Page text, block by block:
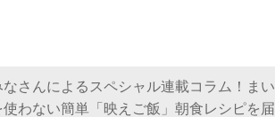
なさんによるスペシャル連載コラム！まい
わない簡単「映えご飯」朝食レシピを届